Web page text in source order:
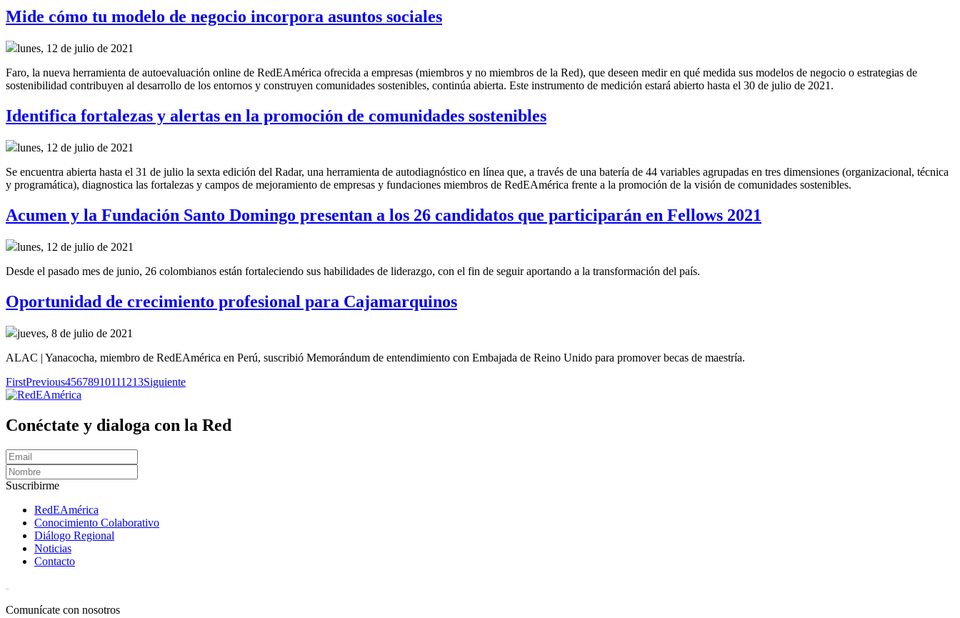
Mide cómo tu modelo de negocio incorpora asuntos sociales
lunes, 12 de julio de 2021
Faro, la nueva herramienta de autoevaluación online de RedEAmérica ofrecida a empresas (miembros y no miembros de la Red), que deseen medir en qué medida sus modelos de negocio o estrategias de
sostenibilidad contribuyen al desarrollo de los entornos y construyen comunidades sostenibles, continúa abierta. Este instrumento de medición estará abierto hasta el 30 de julio de 2021.
Identifica fortalezas y alertas en la promoción de comunidades sostenibles
lunes, 12 de julio de 2021
Se encuentra abierta hasta el 31 de julio la sexta edición del Radar, una herramienta de autodiagnóstico en línea que, a través de una batería de 44 variables agrupadas en tres dimensiones (organizacional, técnica
y programática), diagnostica las fortalezas y campos de mejoramiento de empresas y fundaciones miembros de RedEAmérica frente a la promoción de la visión de comunidades sostenibles.
Acumen y la Fundación Santo Domingo presentan a los 26 candidatos que participarán en Fellows 2021
lunes, 12 de julio de 2021
Desde el pasado mes de junio, 26 colombianos están fortaleciendo sus habilidades de liderazgo, con el fin de seguir aportando a la transformación del país.
Oportunidad de crecimiento profesional para Cajamarquinos
jueves, 8 de julio de 2021
ALAC | Yanacocha, miembro de RedEAmérica en Perú, suscribió Memorándum de entendimiento con Embajada de Reino Unido para promover becas de maestría.
FirstPrevious45678910111213Siguiente
Conéctate y dialoga con la Red
Suscribirme
RedEAmérica
Conocimiento Colaborativo
Diálogo Regional
Noticias
Contacto
Comunícate con nosotros